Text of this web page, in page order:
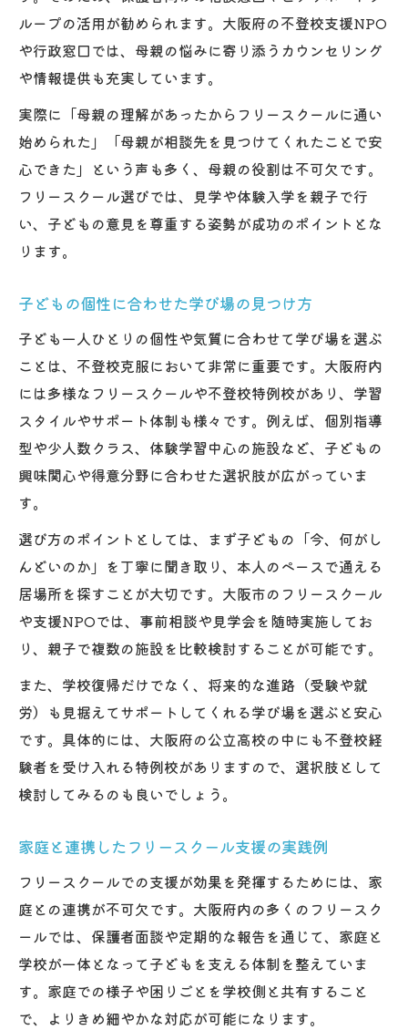
ループの活用が勧められます。大阪府の不登校支援NPO
や行政窓口では、母親の悩みに寄り添うカウンセリング
や情報提供も充実しています。
実際に「母親の理解があったからフリースクールに通い
始められた」「母親が相談先を見つけてくれたことで安
心できた」という声も多く、母親の役割は不可欠です。
フリースクール選びでは、見学や体験入学を親子で行
い、子どもの意見を尊重する姿勢が成功のポイントとな
ります。
子どもの個性に合わせた学び場の見つけ方
子ども一人ひとりの個性や気質に合わせて学び場を選ぶ
ことは、不登校克服において非常に重要です。大阪府内
には多様なフリースクールや不登校特例校があり、学習
スタイルやサポート体制も様々です。例えば、個別指導
型や少人数クラス、体験学習中心の施設など、子どもの
興味関心や得意分野に合わせた選択肢が広がっていま
す。
選び方のポイントとしては、まず子どもの「今、何がし
んどいのか」を丁寧に聞き取り、本人のペースで通える
居場所を探すことが大切です。大阪市のフリースクール
や支援NPOでは、事前相談や見学会を随時実施してお
り、親子で複数の施設を比較検討することが可能です。
また、学校復帰だけでなく、将来的な進路（受験や就
労）も見据えてサポートしてくれる学び場を選ぶと安心
です。具体的には、大阪府の公立高校の中にも不登校経
験者を受け入れる特例校がありますので、選択肢として
検討してみるのも良いでしょう。
家庭と連携したフリースクール支援の実践例
フリースクールでの支援が効果を発揮するためには、家
庭との連携が不可欠です。大阪府内の多くのフリースク
ールでは、保護者面談や定期的な報告を通じて、家庭と
学校が一体となって子どもを支える体制を整えていま
す。家庭での様子や困りごとを学校側と共有すること
で、よりきめ細やかな対応が可能になります。